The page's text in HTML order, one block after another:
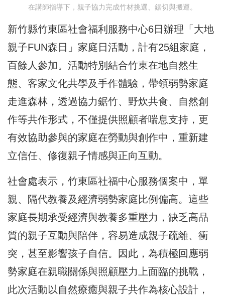
在講師指導下，親子協力完成竹材挑選、鋸切與搬運。
新竹縣竹東區社會福利服務中心6日辦理「大地
親子FUN森日」家庭日活動，計有25組家庭，
百餘人參加。活動特別結合竹東在地自然生
態、客家文化共學及手作體驗，帶領弱勢家庭
走進森林，透過協力鋸竹、野炊共食、自然創
作等共作形式，不僅提供照顧者喘息支持，更
有效協助參與的家庭在勞動與創作中，重新建
立信任、修復親子情感與正向互動。
社會處表示，竹東區社福中心服務個案中，單
親、隔代教養及經濟弱勢家庭比例偏高。這些
家庭長期承受經濟與教養多重壓力，缺乏高品
質的親子互動與陪伴，容易造成親子疏離、衝
突，甚至影響孩子自信。因此，為積極回應弱
勢家庭在親職關係與照顧壓力上面臨的挑戰，
此次活動以自然療癒與親子共作為核心設計，